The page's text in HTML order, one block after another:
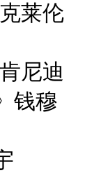
莱伦
尼迪
钱穆